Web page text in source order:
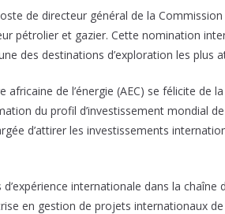
de directeur général de la
pétrolier et gazier. Cette nomination
des destinations d’exploration les plus
de l’énergie (AEC) se félicite de
du profil d’investissement mondial
d’attirer les investissements
internationale dans la
en gestion de projets internationaux